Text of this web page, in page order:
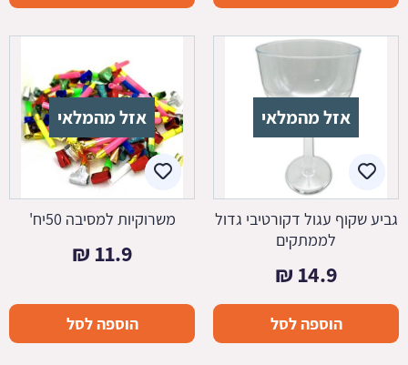
אזל מהמלאי
גביע שקוף עגול דקורטיבי גדול
לממתקים
14.9
₪
הוספה לסל
אזל מהמלאי
משרוקיות למסיבה 50יח'
11.9
₪
הוספה לסל